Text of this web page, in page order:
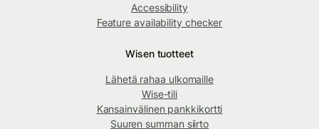
Accessibility
Feature availability checker
Wisen tuotteet
Lähetä rahaa ulkomaille
Wise-tili
Kansainvälinen pankkikortti
Suuren summan siirto